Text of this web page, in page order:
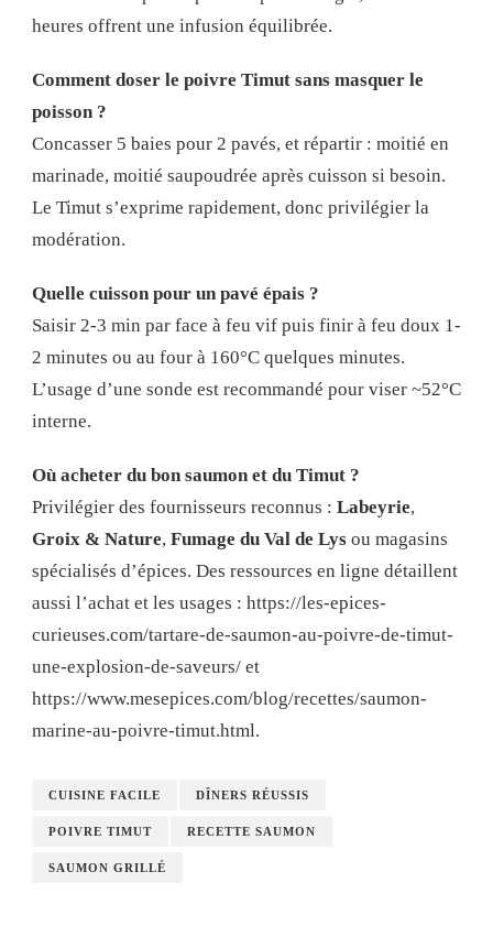
heures offrent une infusion équilibrée.
Comment doser le poivre Timut sans masquer le
poisson ?
Concasser 5 baies pour 2 pavés, et répartir : moitié en
marinade, moitié saupoudrée après cuisson si besoin.
Le Timut s’exprime rapidement, donc privilégier la
modération.
Quelle cuisson pour un pavé épais ?
Saisir 2-3 min par face à feu vif puis finir à feu doux 1-
2 minutes ou au four à 160°C quelques minutes.
L’usage d’une sonde est recommandé pour viser ~52°C
interne.
Où acheter du bon saumon et du Timut ?
Privilégier des fournisseurs reconnus : Labeyrie,
Groix & Nature, Fumage du Val de Lys ou magasins
spécialisés d’épices. Des ressources en ligne détaillent
aussi l’achat et les usages : https://les-epices-
curieuses.com/tartare-de-saumon-au-poivre-de-timut-
une-explosion-de-saveurs/ et
https://www.mesepices.com/blog/recettes/saumon-
marine-au-poivre-timut.html.
CUISINE FACILE DÎNERS RÉUSSIS
POIVRE TIMUT RECETTE SAUMON
SAUMON GRILLÉ